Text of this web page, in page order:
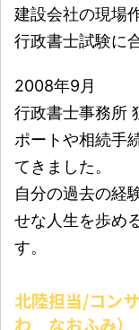
建設会社の現場
行政書士試験に
2008年9月
行政書士事務所
ポートや相続手
てきました。
自分の過去の経
せな人生を歩め
す。
北陸担当/コン
わ なおふみ）